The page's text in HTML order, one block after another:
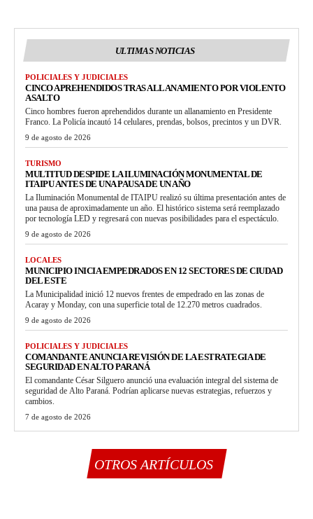
ULTIMAS NOTICIAS
POLICIALES Y JUDICIALES
CINCO APREHENDIDOS TRAS ALLANAMIENTO POR VIOLENTO
ASALTO
Cinco hombres fueron aprehendidos durante un allanamiento en Presidente
Franco. La Policía incautó 14 celulares, prendas, bolsos, precintos y un DVR.
9 de agosto de 2026
TURISMO
MULTITUD DESPIDE LA ILUMINACIÓN MONUMENTAL DE
ITAIPU ANTES DE UNA PAUSA DE UN AÑO
La Iluminación Monumental de ITAIPU realizó su última presentación antes de
una pausa de aproximadamente un año. El histórico sistema será reemplazado
por tecnología LED y regresará con nuevas posibilidades para el espectáculo.
9 de agosto de 2026
LOCALES
MUNICIPIO INICIA EMPEDRADOS EN 12 SECTORES DE CIUDAD
DEL ESTE
La Municipalidad inició 12 nuevos frentes de empedrado en las zonas de
Acaray y Monday, con una superficie total de 12.270 metros cuadrados.
9 de agosto de 2026
POLICIALES Y JUDICIALES
COMANDANTE ANUNCIA REVISIÓN DE LA ESTRATEGIA DE
SEGURIDAD EN ALTO PARANÁ
El comandante César Silguero anunció una evaluación integral del sistema de
seguridad de Alto Paraná. Podrían aplicarse nuevas estrategias, refuerzos y
cambios.
7 de agosto de 2026
OTROS ARTÍCULOS